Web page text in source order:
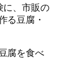
に、市販の
る豆腐・
腐を食べ